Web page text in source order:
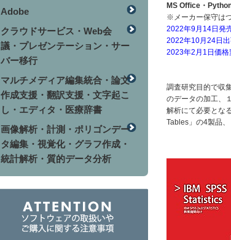
MS Office・
※メーカー保守は
2022年9月14日発
2022年10月24日
2023年2月1日価格
調査研究目的で収
のデータの加工、
解析にて必要とな
Tables」の4製品
Adobe
クラウドサービス・Web会
議・プレゼンテーション・サー
バー移行
マルチメディア編集統合・論文
作成支援・翻訳支援・文字起こ
し・エディタ・医療辞書
画像解析・計測・ポリゴンデー
タ編集・視覚化・グラフ作成・
統計解析・質的データ分析